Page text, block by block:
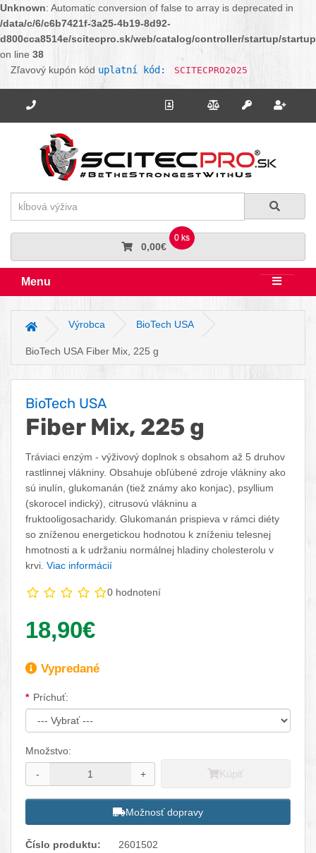
Unknown: Automatic conversion of false to array is deprecated in
/data/c/6/c6b7421f-3a25-4b19-8d92-
d800cca8514e/scitecpro.sk/web/catalog/controller/startup/
on line 38
Zľavový kupón kód uplatní kód: SCITECPRO2025
Potrebujete poradiť? Zavolajte nám. Kontakt Porovnanie
Prihlásiť sa
Hľadať
0 ks
0,00€
Menu
Hlavná stránka
Výrobca BioTech USA
BioTech USA Fiber Mix, 225 g
BioTech USA
Fiber Mix, 225 g
Tráviaci enzým - výživový doplnok s obsahom až 5 druhov
rastlinnej vlákniny. Obsahuje obľúbené zdroje vlákniny ako
sú inulín, glukomanán (tiež známy ako konjac), psyllium
(skorocel indický), citrusovú vlákninu a
fruktooligosacharidy. Glukomanán prispieva v rámci diéty
so zníženou energetickou hodnotou k zníženiu telesnej
hmotnosti a k udržaniu normálnej hladiny cholesterolu v
krvi. Viac informácií
0 hodnotení
18,90€
Dostupnosť:
Vypredané
Dostupné možnosti
Príchuť:
Množstvo:
- + Kúpiť
Možnosť dopravy
Číslo produktu:
2601502